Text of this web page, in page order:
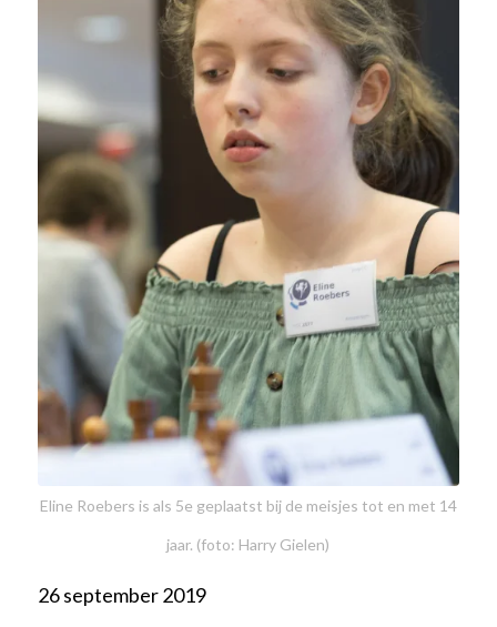
Eline Roebers is als 5e geplaatst bij de meisjes tot en met 14
jaar. (foto: Harry Gielen)
26 september 2019